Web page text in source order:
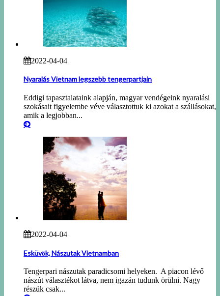
2022-04-04
Nyaralás Vietnam legszebb tengerpartjain
Eddigi tapasztalataink alapján, magyar vendégeink nyaralási
szokásait figyelembe véve választottuk ki azokat a szállásokat,
amik a legjobban...
2022-04-04
Esküvők, Nászutak Vietnamban
Tengerpari nászutak paradicsomi helyeken. A piacon lévő
nászút választékot látva, nem igazán tudunk örülni. Nagy
részük csak...